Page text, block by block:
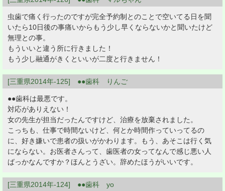
虫歯で痛く行ったのですが完全予約制とのことで空いてる日を聞
いたら10日後の事痛いからもう少し早くならないかと聞いたけど
無理との事。
もういいと違う所に行きました！
もう少し融通がきくといいが二度と行きません！
[三重県2014年-125] ●●歯科 りんご
●●歯科は最悪です。
対応がありえない！
女の先生が担当だったんですけど、治療を放棄されました。
こっちも、仕事で時間ないけど、何とか時間作っていってるの
に、好き嫌いで患者の扱いがかわります。もう、あそこは行く気
にならない。お医者さんって、歯医者の女ってなんで感じ悪い人
ばっかなんですか？ほんとうざい。辞めたほうがいいです。
[三重県2014年-124] ●●歯科 yo